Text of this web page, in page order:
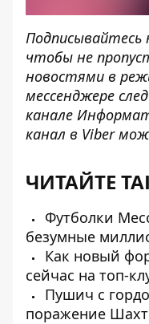
Подписывайтесь
чтобы не
новостями в
мессенджере
канале
канал в Viber
ЧИТАЙТЕ
Футболки
безумные
Как новый
сейчас на топ-
Пушич с
поражение